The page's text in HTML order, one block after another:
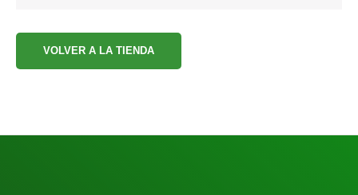
VOLVER A LA TIENDA